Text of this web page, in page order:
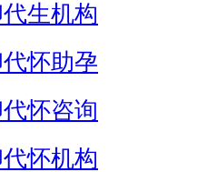
生机构
怀助孕
怀咨询
怀机构